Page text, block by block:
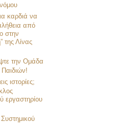
καρδιά να
από
στην
της Λίνας
την Ομάδα
ιστορίες;
εργαστηρίου